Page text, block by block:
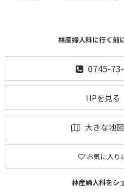
林産婦人科に行く前
0745-
HPを見る
大きな地
お気に入り
林産婦人科をシ